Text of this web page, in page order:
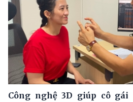
Công nghệ 3D giúp cô gái